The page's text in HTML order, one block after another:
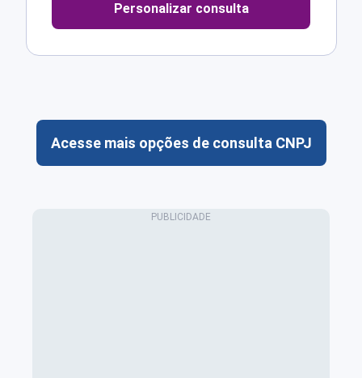
Personalizar consulta
Acesse mais opções de consulta CNPJ